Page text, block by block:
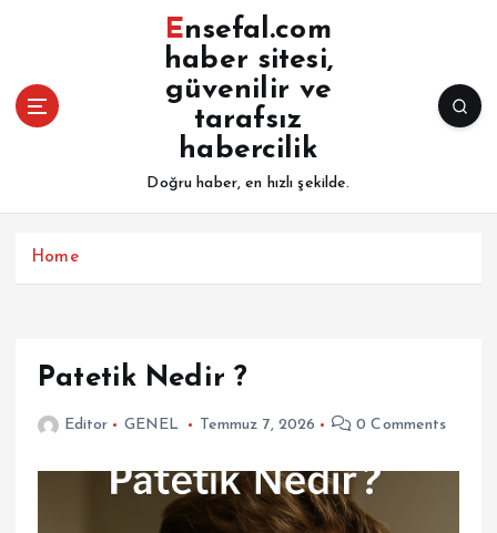
t
Ensefal.com
haber sitesi,
güvenilir ve
tarafsız
habercilik
Doğru haber, en hızlı şekilde.
Home
Patetik Nedir ?
Editor GENEL Temmuz 7, 2026 0 Comments